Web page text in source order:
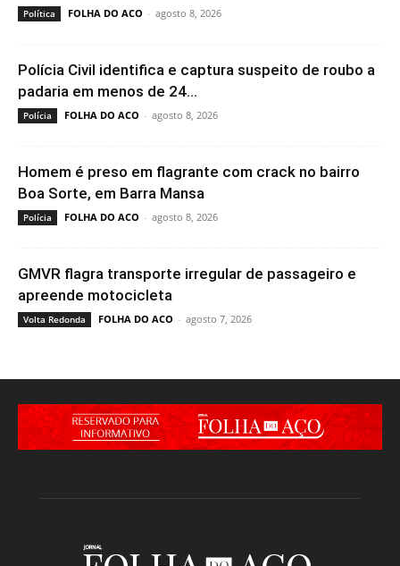
Política FOLHA DO ACO - agosto 8, 2026
Polícia Civil identifica e captura suspeito de roubo a
padaria em menos de 24...
Polícia FOLHA DO ACO - agosto 8, 2026
Homem é preso em flagrante com crack no bairro
Boa Sorte, em Barra Mansa
Polícia FOLHA DO ACO - agosto 8, 2026
GMVR flagra transporte irregular de passageiro e
apreende motocicleta
Volta Redonda FOLHA DO ACO - agosto 7, 2026